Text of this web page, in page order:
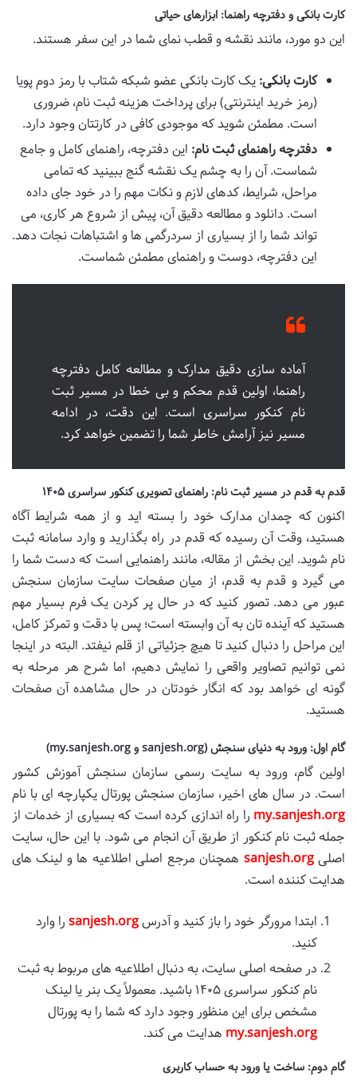
کارت بانکی و دفترچه راهنما: ابزارهای حیاتی
این دو مورد، مانند نقشه و قطب نمای شما در این سفر هستند.
کارت بانکی: یک کارت بانکی عضو شبکه شتاب با رمز دوم پویا
(رمز خرید اینترنتی) برای پرداخت هزینه ثبت نام، ضروری
است. مطمئن شوید که موجودی کافی در کارتتان وجود دارد.
دفترچه راهنمای ثبت نام: این دفترچه، راهنمای کامل و جامع
شماست. آن را به چشم یک نقشه گنج ببینید که تمامی
مراحل، شرایط، کدهای لازم و نکات مهم را در خود جای داده
است. دانلود و مطالعه دقیق آن، پیش از شروع هر کاری، می
تواند شما را از بسیاری از سردرگمی ها و اشتباهات نجات دهد.
این دفترچه، دوست و راهنمای مطمئن شماست.
آماده سازی دقیق مدارک و مطالعه کامل دفترچه
راهنما، اولین قدم محکم و بی خطا در مسیر ثبت
نام کنکور سراسری است. این دقت، در ادامه
مسیر نیز آرامش خاطر شما را تضمین خواهد کرد.
قدم به قدم در مسیر ثبت نام: راهنمای تصویری کنکور سراسری ۱۴۰۵
اکنون که چمدان مدارک خود را بسته اید و از همه شرایط آگاه
هستید، وقت آن رسیده که قدم در راه بگذارید و وارد سامانه ثبت
نام شوید. این بخش از مقاله، مانند راهنمایی است که دست شما را
می گیرد و قدم به قدم، از میان صفحات سایت سازمان سنجش
عبور می دهد. تصور کنید که در حال پر کردن یک فرم بسیار مهم
هستید که آینده تان به آن وابسته است؛ پس با دقت و تمرکز کامل،
این مراحل را دنبال کنید تا هیچ جزئیاتی از قلم نیفتد. البته در اینجا
نمی توانیم تصاویر واقعی را نمایش دهیم، اما شرح هر مرحله به
گونه ای خواهد بود که انگار خودتان در حال مشاهده آن صفحات
هستید.
گام اول: ورود به دنیای سنجش (sanjesh.org و my.sanjesh.org)
اولین گام، ورود به سایت رسمی سازمان سنجش آموزش کشور
است. در سال های اخیر، سازمان سنجش پورتال یکپارچه ای با نام
my.sanjesh.org را راه اندازی کرده است که بسیاری از خدمات از
جمله ثبت نام کنکور از طریق آن انجام می شود. با این حال، سایت
اصلیsanjesh.org همچنان مرجع اصلی اطلاعیه ها و لینک های
هدایت کننده است.
ابتدا مرورگر خود را باز کنید و آدرسsanjesh.org را وارد
کنید.
در صفحه اصلی سایت، به دنبال اطلاعیه های مربوط به ثبت
نام کنکور سراسری ۱۴۰۵ باشید. معمولاً یک بنر یا لینک
مشخص برای این منظور وجود دارد که شما را به پورتال
my.sanjesh.org هدایت می کند.
گام دوم: ساخت یا ورود به حساب کاربری